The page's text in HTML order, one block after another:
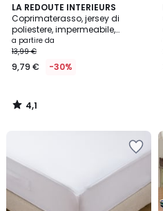
LA REDOUTE INTERIEURS
Coprimaterasso, jersey di
poliestere, impermeabile,
altezza massima 20 cm
a partire da
13,99 €
9,79 € -30%
4,1
/ 5
4,1
/